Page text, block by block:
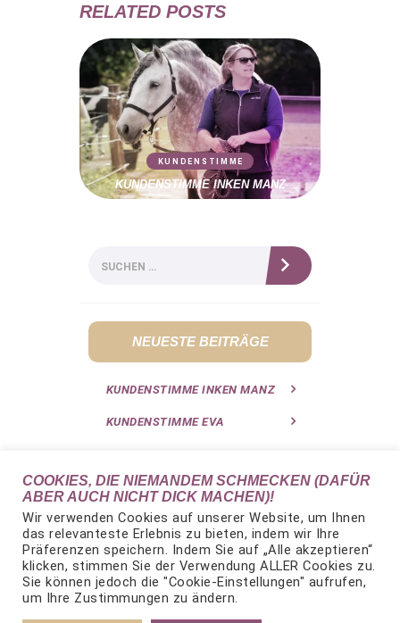
RELATED POSTS
KUNDENSTIMME
KUNDENSTIMME INKEN MANZ
nach:
NEUESTE BEITRÄGE
KUNDENSTIMME INKEN MANZ
KUNDENSTIMME EVA
© 2026 KERSTIN STAUPENDAHL.
Alle Rechte vorbehalten
IMPRESSUM|
DATENSCHUTZERKLÄRUNG
COOKIES, DIE NIEMANDEM SCHMECKEN (DAFÜR
ABER AUCH NICHT DICK MACHEN)!
Wir verwenden Cookies auf unserer Website, um Ihnen
das relevanteste Erlebnis zu bieten, indem wir Ihre
Präferenzen speichern. Indem Sie auf „Alle akzeptieren“
klicken, stimmen Sie der Verwendung ALLER Cookies zu.
Sie können jedoch die "Cookie-Einstellungen" aufrufen,
um Ihre Zustimmungen zu ändern.